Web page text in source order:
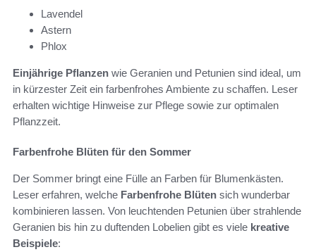
Lavendel
Astern
Phlox
Einjährige Pflanzen wie Geranien und Petunien sind ideal, um
in kürzester Zeit ein farbenfrohes Ambiente zu schaffen. Leser
erhalten wichtige Hinweise zur Pflege sowie zur optimalen
Pflanzzeit.
Farbenfrohe Blüten für den Sommer
Der Sommer bringt eine Fülle an Farben für Blumenkästen.
Leser erfahren, welche Farbenfrohe Blüten sich wunderbar
kombinieren lassen. Von leuchtenden Petunien über strahlende
Geranien bis hin zu duftenden Lobelien gibt es viele kreative
Beispiele: